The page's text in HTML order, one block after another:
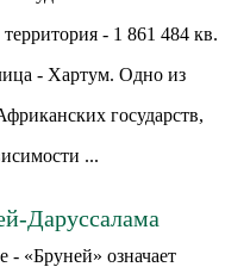
территория - 1 861 484 кв.
- Хартум. Одно из
государств,
...
Даруссалама
- «Бруней» означает